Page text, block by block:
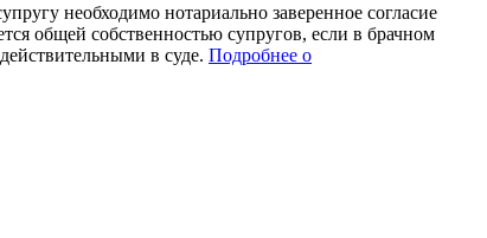
необходимо нотариально заверенное согласие
общей собственностью супругов, если в брачном
в суде. Подробнее о